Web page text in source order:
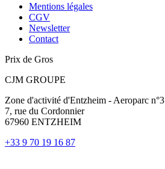
Mentions légales
CGV
Newsletter
Contact
Prix de Gros
CJM GROUPE
Zone d'activité d'Entzheim - Aeroparc n°3
7, rue du Cordonnier
67960 ENTZHEIM
+33 9 70 19 16 87